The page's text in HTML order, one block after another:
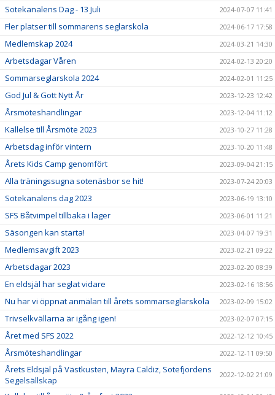
Sotekanalens Dag - 13 Juli 2024-07-07 11:41
Fler platser till sommarens seglarskola 2024-06-17 17:58
Medlemskap 2024 2024-03-21 14:30
Arbetsdagar Våren 2024-02-13 20:20
Sommarseglarskola 2024 2024-02-01 11:25
God Jul & Gott Nytt År 2023-12-23 12:42
Årsmöteshandlingar 2023-12-04 11:12
Kallelse till Årsmöte 2023 2023-10-27 11:28
Arbetsdag inför vintern 2023-10-20 11:48
Årets Kids Camp genomfört 2023-09-04 21:15
Alla träningssugna sotenäsbor se hit! 2023-07-24 20:03
Sotekanalens dag 2023 2023-06-19 13:10
SFS Båtvimpel tillbaka i lager 2023-06-01 11:21
Säsongen kan starta! 2023-04-07 19:31
Medlemsavgift 2023 2023-02-21 09:22
Arbetsdagar 2023 2023-02-20 08:39
En eldsjäl har seglat vidare 2023-02-16 18:56
Nu har vi öppnat anmälan till årets sommarseglarskola 2023-02-09 15:02
Trivselkvällarna är igång igen! 2023-02-07 07:15
Året med SFS 2022 2022-12-12 10:45
Årsmöteshandlingar 2022-12-11 09:50
Årets Eldsjäl på Västkusten, Mayra Caldiz, Sotefjordens
Segelsällskap
2022-12-02 21:09